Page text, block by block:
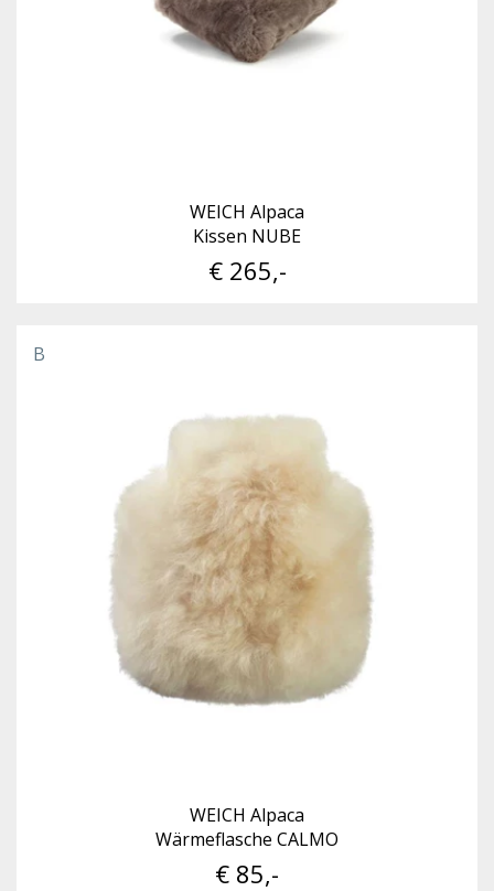
WEICH Alpaca
Kissen NUBE
€ 265,-
B
WEICH Alpaca
Wärmeflasche CALMO
€ 85,-